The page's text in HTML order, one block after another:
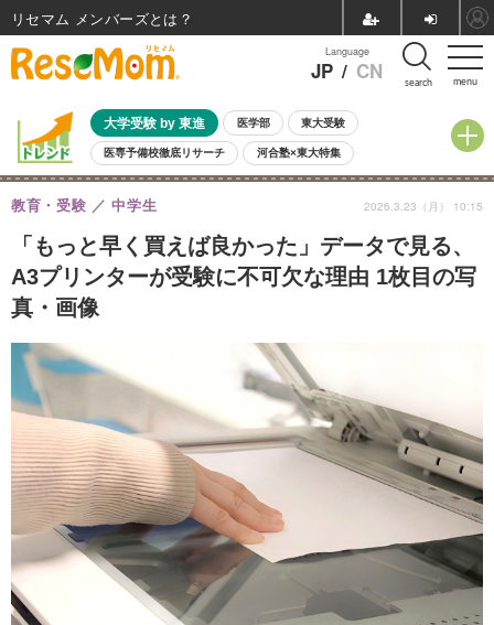
menu
Language
JP / CN search
大学受験 by 東進 医学部 東大受験
医専予備校徹底リサーチ 河合塾×東大特集
親子で考える大学選び 高校受験 中学受験 小学校受験
共通テスト 夏休み
8月開催イベント・WS 全国公立高校 過去問 人気記事
自由研究教材（小学生向け） 自由研究教材（中学生向け） ランキング
「もっと早く買えば良かった」データで見る、
A3プリンターが受験に不可欠な理由 1枚目の写
真・画像
教育・受験 中学生 2026.3.23（月） 10:15
リセマム メンバーズ